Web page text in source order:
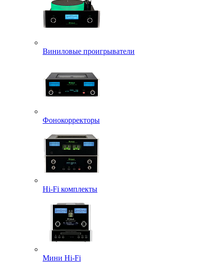
Виниловые проигрыватели
Фонокорректоры
Hi-Fi комплекты
Мини Hi-Fi